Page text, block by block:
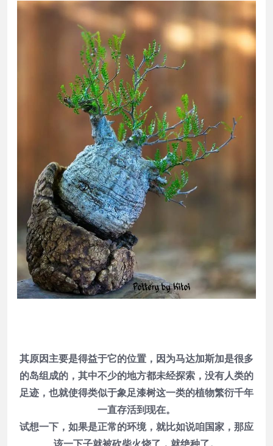
其原因主要是得益于它的位置，因为马达加斯加是很多
的岛组成的，其中不少的地方都未经探索，没有人类的
足迹，也就使得类似于象足漆树这一类的植物繁衍千年
一直存活到现在。
试想一下，如果是正常的环境，就比如说咱国家，那应